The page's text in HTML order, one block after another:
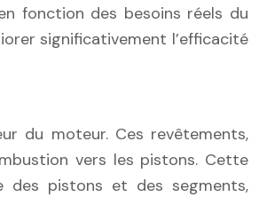
fonction des besoins réels du
significativement l’efficacité
du moteur. Ces revêtements,
vers les pistons. Cette
des pistons et des segments,